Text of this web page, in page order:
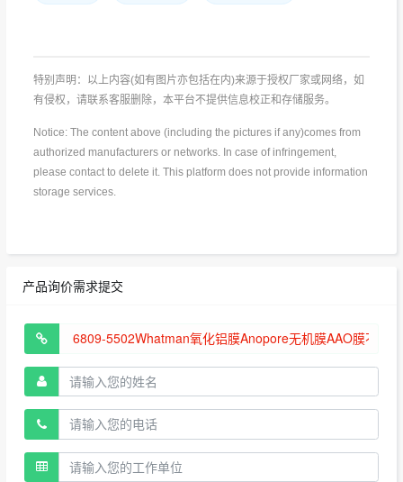
特别声明：以上内容(如有图片亦包括在内)来源于授权厂家或网络，如
有侵权，请联系客服删除，本平台不提供信息校正和存储服务。
Notice: The content above (including the pictures if any)comes from
authorized manufacturers or networks. In case of infringement,
please contact to delete it. This platform does not provide information
storage services.
产品询价需求提交